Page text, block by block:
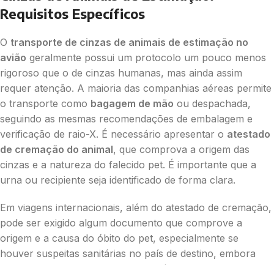
Requisitos Específicos
O transporte de cinzas de animais de estimação no
avião geralmente possui um protocolo um pouco menos
rigoroso que o de cinzas humanas, mas ainda assim
requer atenção. A maioria das companhias aéreas permite
o transporte como bagagem de mão ou despachada,
seguindo as mesmas recomendações de embalagem e
verificação de raio-X. É necessário apresentar o atestado
de cremação do animal, que comprova a origem das
cinzas e a natureza do falecido pet. É importante que a
urna ou recipiente seja identificado de forma clara.
Em viagens internacionais, além do atestado de cremação,
pode ser exigido algum documento que comprove a
origem e a causa do óbito do pet, especialmente se
houver suspeitas sanitárias no país de destino, embora